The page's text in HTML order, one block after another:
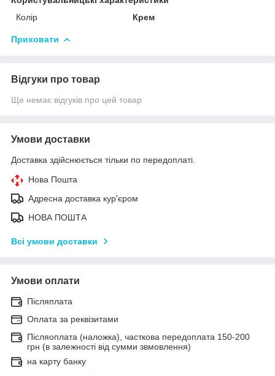
Колір
Крем
Приховати
Відгуки про товар
Ще немає відгуків про цей товар
Умови доставки
Доставка здійснюється тільки по передоплаті.
Нова Пошта
Адресна доставка кур'єром
НОВА ПОШТА
Всі умови доставки
Умови оплати
Післяплата
Оплата за реквізитами
Післяоплата (наложка), часткова передоплата 150-200
грн (в залежності від сумми звмовлення)
на карту банку